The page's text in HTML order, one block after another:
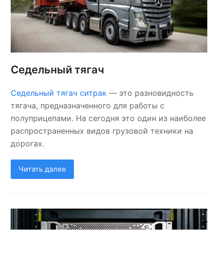
Седельный тягач
Седельный тягач ситрак — это разновидность
тягача, предназначенного для работы с
полуприцепами. На сегодня это один из наиболее
распространенных видов грузовой техники на
дорогах.
Читать далее